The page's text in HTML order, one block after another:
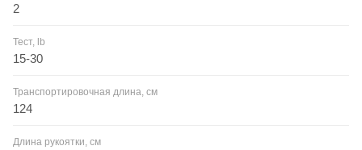
2
Тест, lb
15-30
Транспортировочная длина, см
124
Длина рукоятки, см